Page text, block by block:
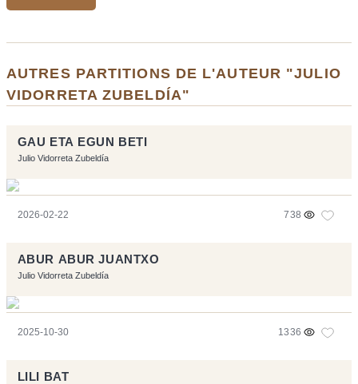
AUTRES PARTITIONS DE L'AUTEUR "JULIO
VIDORRETA ZUBELDÍA"
GAU ETA EGUN BETI
Julio Vidorreta Zubeldía
2026-02-22 738
ABUR ABUR JUANTXO
Julio Vidorreta Zubeldía
2025-10-30 1336
LILI BAT